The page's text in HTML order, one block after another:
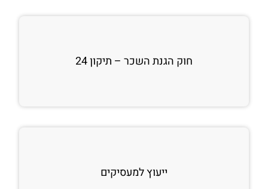
חוק הגנת השכר – תיקון 24
ייעוץ למעסיקים